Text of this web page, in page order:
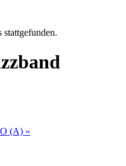
stattgefunden.
(A) »